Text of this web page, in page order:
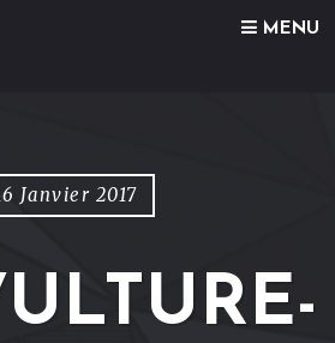
MENU
Janvier 2017